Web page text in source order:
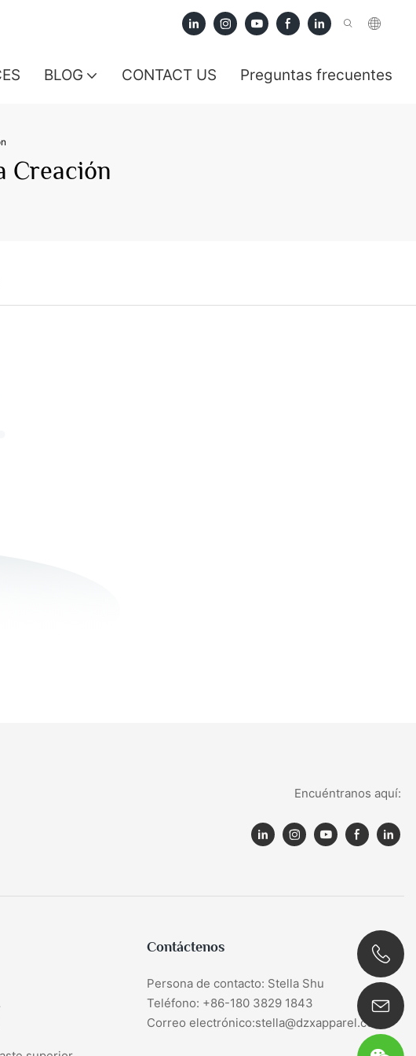
BLOG CONTACT US Preguntas frecuentes
Creación
Encuéntranos aquí:
Contáctenos
Persona de contacto: Stella Shu
Teléfono: +86-180 3829 1843
Correo electrónico:stella@dzxapparel.com